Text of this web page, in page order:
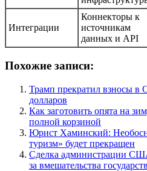
Интеграции
Коннекторы к
источникам
данных и API
Похожие записи:
Трамп прекратил взносы
долларов
Как заготовить опята на
полной корзиной
Юрист Хаминский:
туризм» будет прекращен
Сделка администрации
за вмешательства